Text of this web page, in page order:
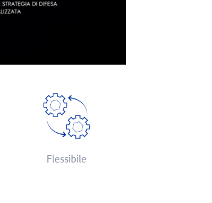
Flessibile